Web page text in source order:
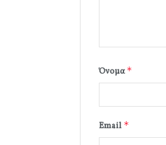
Όνομα*
Email *